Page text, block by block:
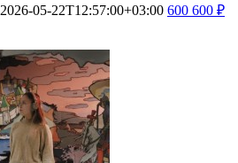
2026-05-22T12:57:00+03:00 600 600 ₽